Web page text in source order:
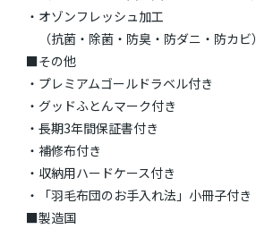
・オゾンフレッシュ加工
（抗菌・除菌・防臭・防ダニ・防カビ）
■その他
・プレミアムゴールドラベル付き
・グッドふとんマーク付き
・長期3年間保証書付き
・補修布付き
・収納用ハードケース付き
・「羽毛布団のお手入れ法」小冊子付き
■製造国